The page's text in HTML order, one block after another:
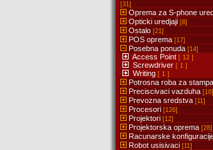
[31]
Oprema za S-phone
Opticki uredjaji [8]
Ostalo [21]
POS oprema [17]
Posebna ponuda [14]
Access Point [ 12 ]
Screwdriver [ 1 ]
Writing [ 1 ]
Potrosna roba za
Preciscivaci vazduha [16]
Prevozna sredstva [11]
Procesori [126]
Projektori [12]
Projektorska oprema [28]
Racunarske
Robot usisivaci [11]